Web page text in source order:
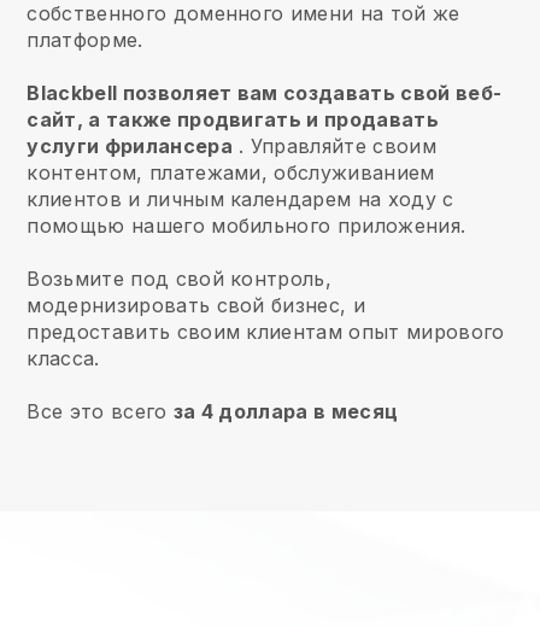
собственного доменного имени на той же
платформе.
Blackbell позволяет вам создавать свой веб-
сайт, а также продвигать и продавать
услуги фрилансера . Управляйте своим
контентом, платежами, обслуживанием
клиентов и личным календарем на ходу с
помощью нашего мобильного приложения.
Возьмите под свой контроль,
модернизировать свой бизнес, и
предоставить своим клиентам опыт мирового
класса.
Все это всего за 4 доллара в месяц